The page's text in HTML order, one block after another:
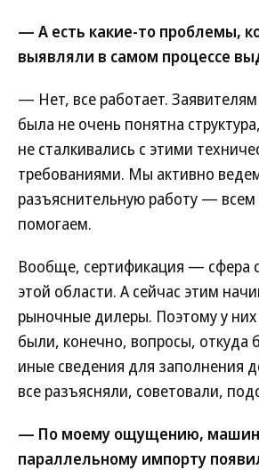
— А есть какие-то проблемы,
выявляли в самом процессе
— Нет, все работает.
была не очень понятна
не сталкивались с этими
требованиями. Мы активно
разъяснительную работу —
помогаем.
Вообще, сертификация — сфера
этой области. А сейчас этим
рыночные дилеры. Поэтому у
были, конечно, вопросы, откуда
иные сведения для заполнения
все разъясняли, советовали,
— По моему ощущению,
параллельному импорту